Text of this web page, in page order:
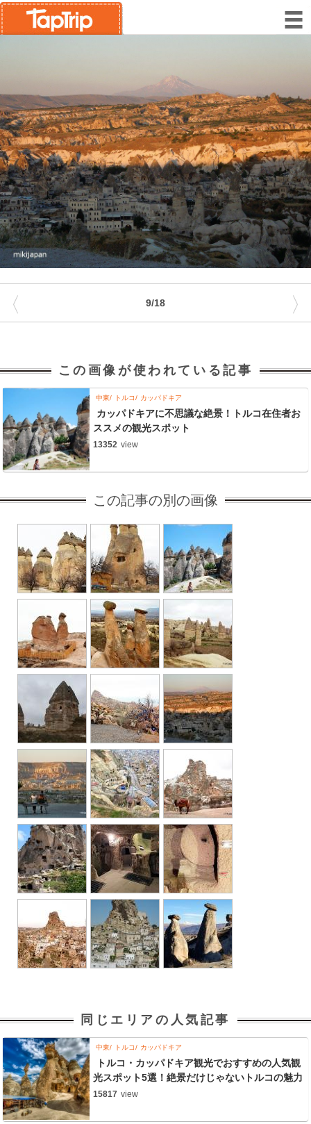
9/18
〈 〉
この画像が使われている記事
中東 トルコ カッパドキア
カッパドキアに不思議な絶景！トルコ在住者お
ススメの観光スポット
13352 view
この記事の別の画像
同じエリアの人気記事
中東 トルコ カッパドキア
トルコ・カッパドキア観光でおすすめの人気観
光スポット5選！絶景だけじゃないトルコの魅力
15817 view